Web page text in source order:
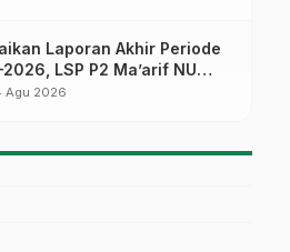
Laporan Akhir Periode
LSP P2 Ma’arif NU
Mantapkan Sinergi Link and
Agu 2026